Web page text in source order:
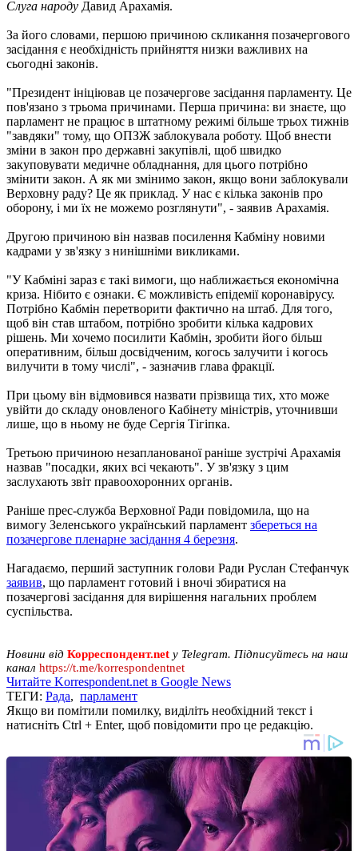
Слуга народу Давид Арахамія.
За його словами, першою причиною скликання позачергового
засідання є необхідність прийняття низки важливих на
сьогодні законів.
"Президент ініціював це позачергове засідання парламенту. Це
пов'язано з трьома причинами. Перша причина: ви знаєте, що
парламент не працює в штатному режимі більше трьох тижнів
"завдяки" тому, що ОПЗЖ заблокувала роботу. Щоб внести
зміни в закон про державні закупівлі, щоб швидко
закуповувати медичне обладнання, для цього потрібно
змінити закон. А як ми змінимо закон, якщо вони заблокували
Верховну раду? Це як приклад. У нас є кілька законів про
оборону, і ми їх не можемо розглянути", - заявив Арахамія.
Другою причиною він назвав посилення Кабміну новими
кадрами у зв'язку з нинішніми викликами.
"У Кабміні зараз є такі вимоги, що наближається економічна
криза. Нібито є ознаки. Є можливість епідемії коронавірусу.
Потрібно Кабмін перетворити фактично на штаб. Для того,
щоб він став штабом, потрібно зробити кілька кадрових
рішень. Ми хочемо посилити Кабмін, зробити його більш
оперативним, більш досвідченим, когось залучити і когось
вилучити в тому числі", - зазначив глава фракції.
При цьому він відмовився назвати прізвища тих, хто може
увійти до складу оновленого Кабінету міністрів, уточнивши
лише, що в ньому не буде Сергія Тігіпка.
Третьою причиною незапланованої раніше зустрічі Арахамія
назвав "посадки, яких всі чекають". У зв'язку з цим
заслухають звіт правоохоронних органів.
Раніше прес-служба Верховної Ради повідомила, що на
вимогу Зеленського український парламент збереться на
позачергове пленарне засідання 4 березня.
Нагадаємо, перший заступник голови Ради Руслан Стефанчук
заявив, що парламент готовий і вночі збиратися на
позачергові засідання для вирішення нагальних проблем
суспільства.
Новини від Корреспондент.net у Telegram. Підписуйтесь на наш
канал https://t.me/korrespondentnet
Читайте Korrespondent.net в Google News
ТЕГИ: Рада, парламент
Якщо ви помітили помилку, виділіть необхідний текст і
натисніть Ctrl + Enter, щоб повідомити про це редакцію.